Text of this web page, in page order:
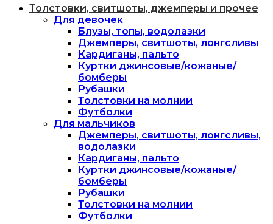
Толстовки, свитшоты, джемперы и прочее
Для девочек
Блузы, топы, водолазки
Джемперы, свитшоты, лонгсливы
Кардиганы, пальто
Куртки джинсовые/кожаные/
бомберы
Рубашки
Толстовки на молнии
Футболки
Для мальчиков
Джемперы, свитшоты, лонгсливы,
водолазки
Кардиганы, пальто
Куртки джинсовые/кожаные/
бомберы
Рубашки
Толстовки на молнии
Футболки